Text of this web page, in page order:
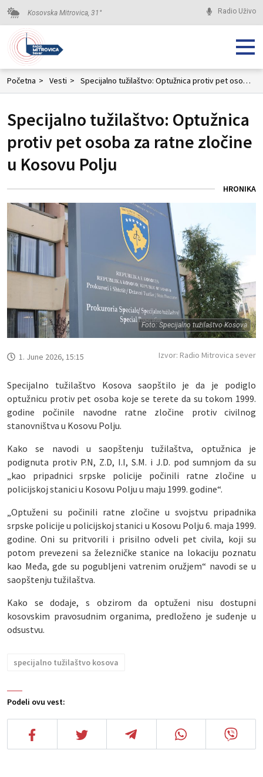
Kosovska Mitrovica, 31 ° Radio Uživo
Početna > Vesti > Specijalno tužilaštvo: Optužnica protiv pet osoba za ratne zločine u Kosovu Polju
Specijalno tužilaštvo: Optužnica
protiv pet osoba za ratne zločine
u Kosovu Polju
HRONIKA
Foto: Specijalno tužilaštvo Kosova
Podeli ovu vest:
1. June 2026, 15:15 Izvor: Radio Mitrovica sever
Specijalno tužilaštvo Kosova saopštilo je da je podiglo
optužnicu protiv pet osoba koje se terete da su tokom 1999.
godine počinile navodne ratne zločine protiv civilnog
stanovništva u Kosovu Polju.
Kako se navodi u saopštenju tužilaštva, optužnica je
podignuta protiv P.N, Z.D, I.I, S.M. i J.D. pod sumnjom da su
„kao pripadnici srpske policije počinili ratne zločine u
policijskoj stanici u Kosovu Polju u maju 1999. godine“.
„Optuženi su počinili ratne zločine u svojstvu pripadnika
srpske policije u policijskoj stanici u Kosovu Polju 6. maja 1999.
godine. Oni su pritvorili i prisilno odveli pet civila, koji su
potom prevezeni sa železničke stanice na lokaciju poznatu
kao Međa, gde su pogubljeni vatrenim oružjem“ navodi se u
saopštenju tužilaštva.
Kako se dodaje, s obzirom da optuženi nisu dostupni
kosovskim pravosudnim organima, predloženo je suđenje u
odsustvu.
specijalno tužilaštvo kosova